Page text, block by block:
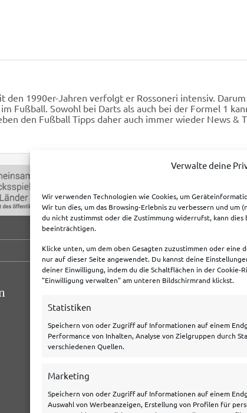
Verwalte deine
Wir verwenden Technologien wie Cookies, um
Wir tun dies, um das Browsing-Erlebnis zu verbessern und um
du nicht zustimmst oder die Zustimmung widerrufst, kann
beeinträchtigen.
Klicke unten, um dem oben Gesagten zuzustimmen oder
nur auf dieser Seite angewendet. Du kannst deine
deiner Einwilligung, indem du die Schaltflächen in der
"Einwilligung verwalten" am unteren Bildschirmrand klickst.
Statistiken
Speichern von oder Zugriff auf Informationen auf einem
Performance von Inhalten, Analyse von Zielgruppen durch
verschiedenen Quellen.
Marketing
Speichern von oder Zugriff auf Informationen auf einem
Auswahl von Werbeanzeigen, Erstellung von Profilen für
1990er-Jahren verfolgt er Rossoneri intensiv.
Fußball. Sowohl bei Darts als auch bei der Formel 1
den Fußball Tipps daher auch immer wieder News &
Tipico Bonus
Betano Bonus
Bwin Bonus
Hilfe/
Archiv